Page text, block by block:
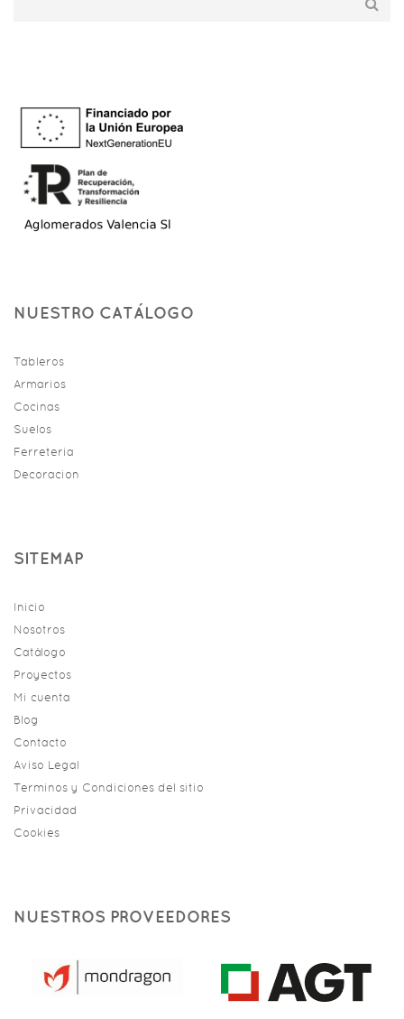
NUESTRO CATÁLOGO
Tableros
Armarios
Cocinas
Suelos
Ferreteria
Decoracion
SITEMAP
Inicio
Nosotros
Catálogo
Proyectos
Mi cuenta
Blog
Contacto
Aviso Legal
Terminos y Condiciones del sitio
Privacidad
Cookies
NUESTROS PROVEEDORES